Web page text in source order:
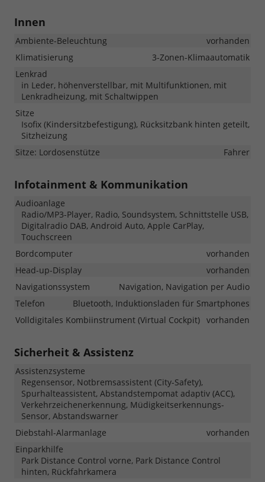
Innen
Ambiente-Beleuchtung
vorhanden
Klimatisierung
3-Zonen-Klimaautomatik
Lenkrad
in Leder, höhenverstellbar, mit Multifunktionen, mit
Lenkradheizung, mit Schaltwippen
Sitze
Isofix (Kindersitzbefestigung), Rücksitzbank hinten geteilt,
Sitzheizung
Sitze: Lordosenstütze
Fahrer
Infotainment & Kommunikation
Audioanlage
Radio/MP3-Player, Radio, Soundsystem, Schnittstelle USB,
Digitalradio DAB, Android Auto, Apple CarPlay,
Touchscreen
Bordcomputer
vorhanden
Head-up-Display
vorhanden
Navigationssystem
Navigation, Navigation per Audio
Telefon
Bluetooth, Induktionsladen für Smartphones
Volldigitales Kombiinstrument (Virtual Cockpit) vorhanden
Sicherheit & Assistenz
Assistenzsysteme
Regensensor, Notbremsassistent (City-Safety),
Spurhalteassistent, Abstandstempomat adaptiv (ACC),
Verkehrzeichenerkennung, Müdigkeitserkennungs-
Sensor, Abstandswarner
Diebstahl-Alarmanlage
vorhanden
Einparkhilfe
Park Distance Control vorne, Park Distance Control
hinten, Rückfahrkamera